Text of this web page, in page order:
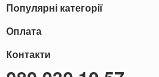
Блог
Обмін та Повернення
Популярні категорії
Чоловічі шкіряні сумки
Саквояжі
Оплата
Оплату товарів можна
здійснити
Контакти